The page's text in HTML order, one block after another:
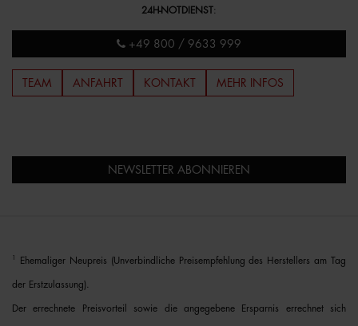
24H-NOTDIENST:
+49 800 / 9633 999
TEAM ANFAHRT KONTAKT MEHR INFOS
NEWSLETTER ABONNIEREN
Ehemaliger Neupreis (Unverbindliche Preisempfehlung des Herstellers am Tag
der Erstzulassung).
Der errechnete Preisvorteil sowie die angegebene Ersparnis errechnet sich